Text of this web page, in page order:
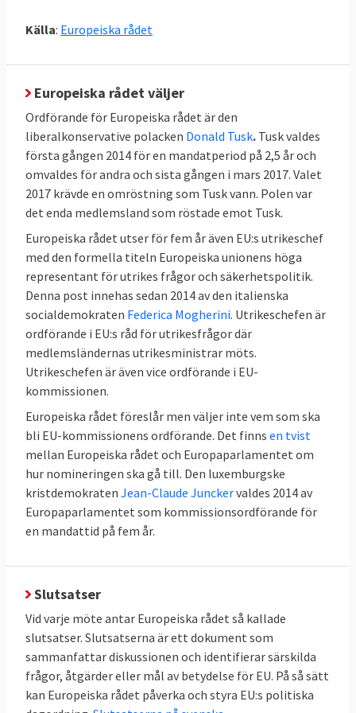
Källa: Europeiska rådet
Europeiska rådet väljer
Ordförande för Europeiska rådet är den
liberalkonservative polacken Donald Tusk. Tusk valdes
första gången 2014 för en mandatperiod på 2,5 år och
omvaldes för andra och sista gången i mars 2017. Valet
2017 krävde en omröstning som Tusk vann. Polen var
det enda medlemsland som röstade emot Tusk.
Europeiska rådet utser för fem år även EU:s utrikeschef
med den formella titeln Europeiska unionens höga
representant för utrikes frågor och säkerhetspolitik.
Denna post innehas sedan 2014 av den italienska
socialdemokraten Federica Mogherini. Utrikeschefen är
ordförande i EU:s råd för utrikesfrågor där
medlemsländernas utrikesministrar möts.
Utrikeschefen är även vice ordförande i EU-
kommissionen.
Europeiska rådet föreslår men väljer inte vem som ska
bli EU-kommissionens ordförande. Det finns en tvist
mellan Europeiska rådet och Europaparlamentet om
hur nomineringen ska gå till. Den luxemburgske
kristdemokraten Jean-Claude Junckervaldes 2014 av
Europaparlamentet som kommissionsordförande för
en mandattid på fem år.
Slutsatser
Vid varje möte antar Europeiska rådet så kallade
slutsatser. Slutsatserna är ett dokument som
sammanfattar diskussionen och identifierar särskilda
frågor, åtgärder eller mål av betydelse för EU. På så sätt
kan Europeiska rådet påverka och styra EU:s politiska